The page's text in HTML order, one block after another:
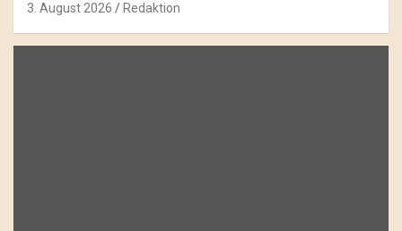
3. August 2026 Redaktion